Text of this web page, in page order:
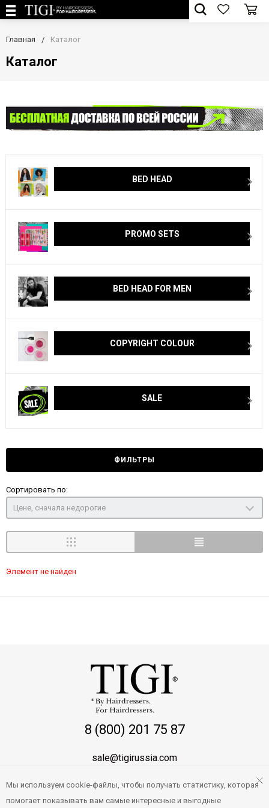
Главная Каталог
Каталог
BED HEAD
PROMO SETS
BED HEAD FOR MEN
COPYRIGHT COLOUR
SALE
ФИЛЬТРЫ
Сортировать по:
Цене, сначала недорогие
Элемент не найден
8 (800) 201 75 87
sale@tigirussia.com
Мы используем cookie-файлы, чтобы получать статистику, которая
помогает показывать вам самые интересные и выгодные